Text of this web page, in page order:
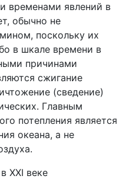
временами явлений в
обычно не
поскольку их
в шкале времени в
причинами
сжигание
(сведение)
Главным
потепления является
океана, а не
XXI веке